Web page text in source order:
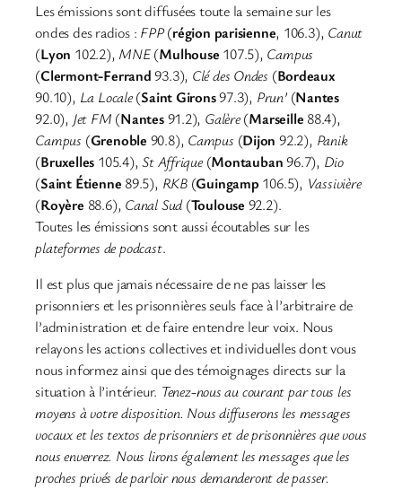
Les émissions sont diffusées toute la semaine sur les
ondes des radios : FPP(région parisienne, 106.3), Canut
(Lyon 102.2), MNE(Mulhouse 107.5), Campus
(Clermont-Ferrand93.3), Clé des Ondes (Bordeaux
90.10), La Locale(Saint Girons97.3), Prun’(Nantes
92.0), Jet FM (Nantes91.2), Galère(Marseille 88.4),
Campus (Grenoble 90.8), Campus (Dijon 92.2), Panik
(Bruxelles 105.4),St Affrique(Montauban96.7), Dio
(Saint Étienne 89.5), RKB (Guingamp106.5), Vassivière
(Royère 88.6), Canal Sud(Toulouse 92.2).
Toutes les émissions sont aussi écoutables sur les
plateformes de podcast.
Il est plus que jamais nécessaire de ne pas laisser les
prisonniers et les prisonnières seuls face à l’arbitraire de
l’administration et de faire entendre leur voix. Nous
relayons les actions collectives et individuelles dont vous
nous informez ainsi que des témoignages directs sur la
situation à l’intérieur. Tenez-nous au courant par tous les
moyens à votre disposition. Nous diffuserons les messages
vocaux et les textos de prisonniers et de prisonnières que vous
nous enverrez. Nous lirons également les messages que les
proches privés de parloir nous demanderont de passer.